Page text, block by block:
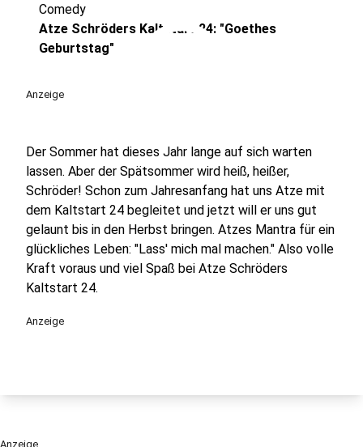
play_circle
Comedy
Atze Schröders Kaltstart 24: "Goethes
Geburtstag"
Anzeige
Der Sommer hat dieses Jahr lange auf sich warten
lassen. Aber der Spätsommer wird heiß, heißer,
Schröder! Schon zum Jahresanfang hat uns Atze mit
dem Kaltstart 24 begleitet und jetzt will er uns gut
gelaunt bis in den Herbst bringen. Atzes Mantra für ein
glückliches Leben: "Lass' mich mal machen." Also volle
Kraft voraus und viel Spaß bei Atze Schröders
Kaltstart 24.
Anzeige
Anzeige